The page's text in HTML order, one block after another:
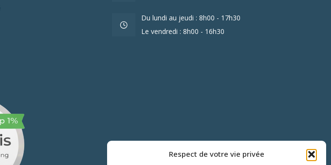
Respect de votre vie privée
Du lundi au jeudi : 8h00 - 17h30
Le vendredi : 8h00 - 16h30